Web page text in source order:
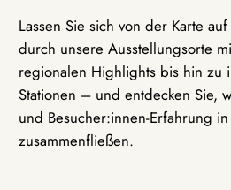
Lassen Sie sich von der Karte
durch unsere Ausstellungsorte
regionalen Highlights bis hin zu
Stationen – und entdecken Sie,
und Besucher:innen-Erfahrung
zusammenfließen.